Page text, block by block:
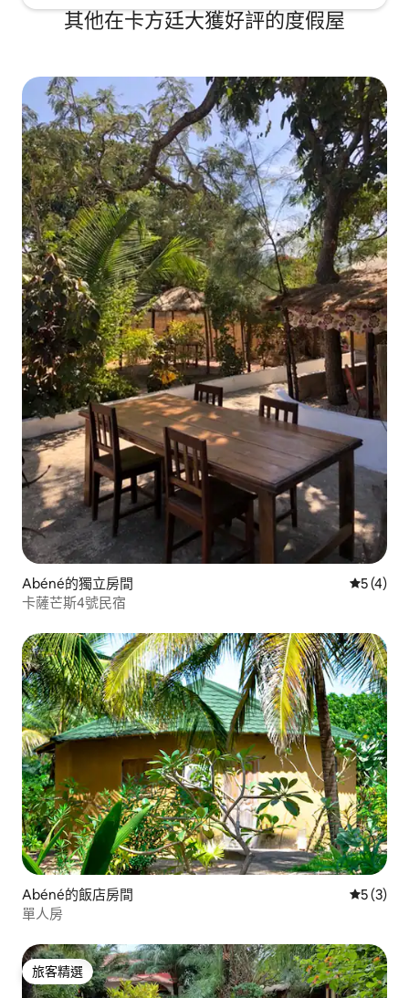
其他在卡方廷大獲好評的度假屋
Abéné的獨立房間 從 4 則評
5 (4)
卡薩芒斯4號民宿
Abéné的飯店房間 從 3 則評
5 (3)
單人房
旅客精選
旅客精選